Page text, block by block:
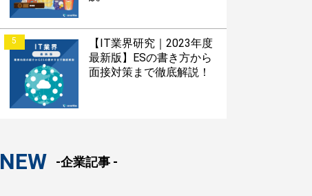
5
【IT業界研究｜2023年度
最新版】ESの書き方から
面接対策まで徹底解説！
NEW -企業記事 -